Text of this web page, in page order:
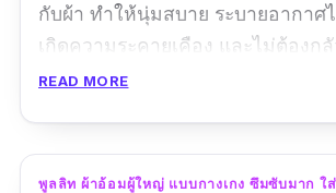
กับผ้า ทำให้นุ่มสบาย ระบายอากาศ
เกิดความระคายเคือง และไม่ต้องกลั
แพมเพิสคนแก่ซันเมดมีขอบขาตั้งถึง
READ MORE
พูลลิท ผ้าอ้อมผู้ใหญ่ แบบกางเกง ซึมซับมาก ใ